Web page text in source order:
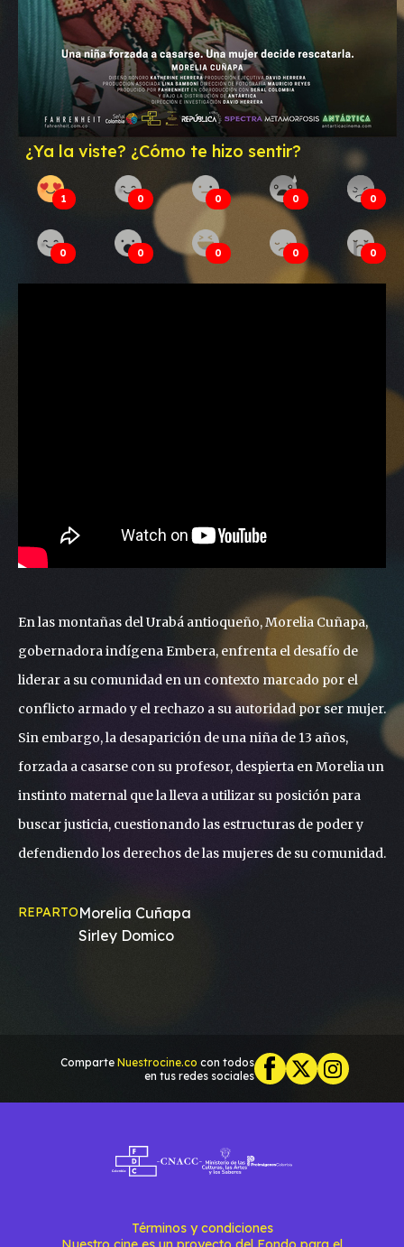
¿Ya la viste? ¿Cómo te hizo sentir?
1 0 0 0 0
0 0 0 0 0
En las montañas del Urabá antioqueño, Morelia Cuñapa,
gobernadora indígena Embera, enfrenta el desafío de
liderar a su comunidad en un contexto marcado por el
conflicto armado y el rechazo a su autoridad por ser mujer.
Sin embargo, la desaparición de una niña de 13 años,
forzada a casarse con su profesor, despierta en Morelia un
instinto maternal que la lleva a utilizar su posición para
buscar justicia, cuestionando las estructuras de poder y
defendiendo los derechos de las mujeres de su comunidad.
REPARTOMorelia Cuñapa
Sirley Domico
Comparte Nuestrocine.co con todos
en tus redes sociales
Términos y condiciones